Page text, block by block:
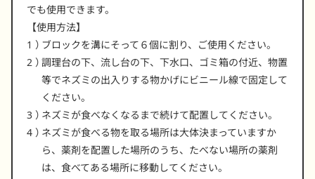
でも使用できます。
【使用方法】
ブロックを溝にそって６個に割り、ご使用ください。
調理台の下、流し台の下、下水口、ゴミ箱の付近、物置
等でネズミの出入りする物かげにビニール線で固定して
ください。
ネズミが食べなくなるまで続けて配置してください。
ネズミが食べる物を取る場所は大体決まっていますか
ら、薬剤を配置した場所のうち、たべない場所の薬剤
は、食べてある場所に移動してください。